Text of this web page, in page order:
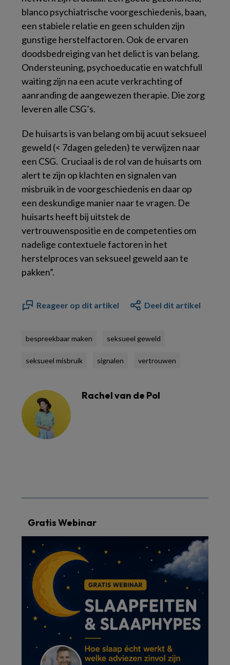
blanco psychiatrische voorgeschiedenis, baan,
een stabiele relatie en geen schulden zijn
gunstige herstelfactoren. Ook de ervaren
doodsbedreiging van het delict is van belang.
Ondersteuning, psychoeducatie en watchfull
waiting zijn na een acute verkrachting of
aanranding de aangewezen therapie. Die zorg
leveren alle CSG’s.
De huisarts is van belang om bij acuut seksueel
geweld (< 7dagen geleden) te verwijzen naar
een CSG. Cruciaal is de rol van de huisarts om
alert te zijn op klachten en signalen van
misbruik in de voorgeschiedenis en daar op
een deskundige manier naar te vragen. De
huisarts heeft bij uitstek de
vertrouwenspositie en de competenties om
nadelige contextuele factoren in het
herstelproces van seksueel geweld aan te
pakken”.
Reageer op dit artikel Deel dit artikel
bespreekbaar maken seksueel geweld
seksueel misbruik signalen vertrouwen
Rachel van de Pol
Gratis Webinar